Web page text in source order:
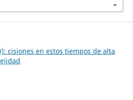
cisiones en estos tiempos de alta